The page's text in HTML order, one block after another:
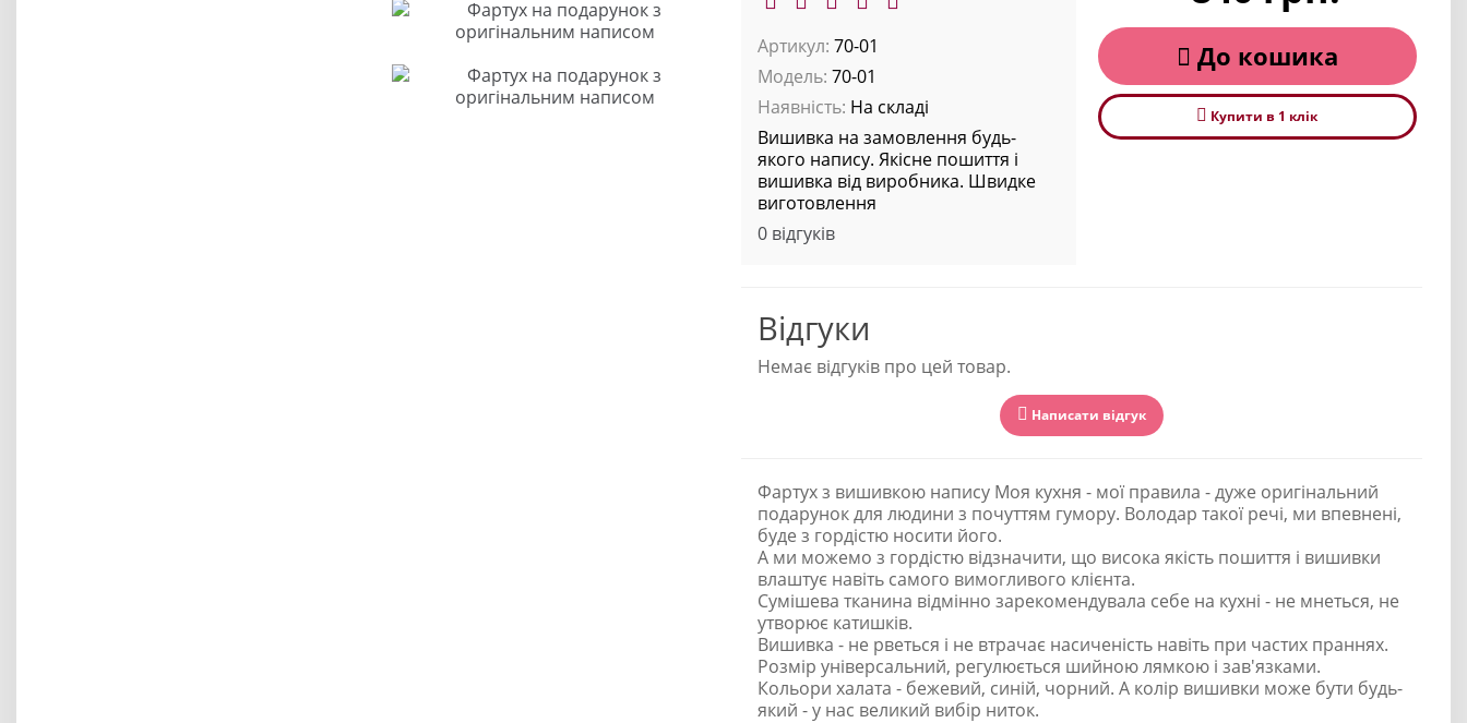
Артикул: 70-01
Модель: 70-01
Наявність: На складі
Вишивка на замовлення будь-
якого напису. Якісне пошиття і
вишивка від виробника. Швидке
виготовлення
0 відгуків
До кошика
Купити в 1 клiк
Відгуки
Немає відгуків про цей товар.
Написати відгук
Фартух з вишивкою напису Моя кухня - мої правила - дуже оригінальний
подарунок для людини з почуттям гумору. Володар такої речі, ми впевнені,
буде з гордістю носити його.
А ми можемо з гордістю відзначити, що висока якість пошиття і вишивки
влаштує навіть самого вимогливого клієнта.
Сумішева тканина відмінно зарекомендувала себе на кухні - не мнеться, не
утворює катишків.
Вишивка - не рветься і не втрачає насиченість навіть при частих праннях.
Розмір універсальний, регулюється шийною лямкою і зав'язками.
Кольори халата - бежевий, синій, чорний. А колір вишивки може бути будь-
який - у нас великий вибір ниток.